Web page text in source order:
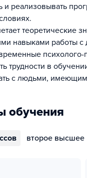
и реализовывать
теоретические
навыками работы
психолого-
трудности в
с людьми,
обучения
второе высшее